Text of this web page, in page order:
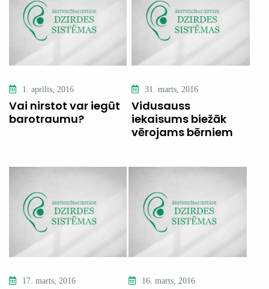
1. aprīlis, 2016
Vai nirstot var iegūt
barotraumu?
31. marts, 2016
Vidusauss
iekaisums biežāk
vērojams bērniem
17. marts, 2016 16. marts, 2016